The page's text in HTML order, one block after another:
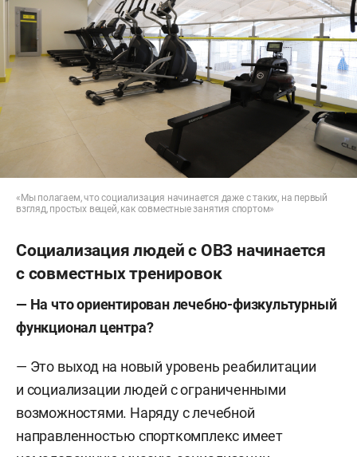
«Мы полагаем, что социализация начинается даже с таких, на первый
взгляд, простых вещей, как совместные занятия спортом»
Социализация людей с ОВЗ начинается
с совместных тренировок
— На что ориентирован лечебно-физкультурный
функционал центра?
— Это выход на новый уровень реабилитации
и социализации людей с ограниченными
возможностями. Наряду с лечебной
направленностью спорткомплекс имеет